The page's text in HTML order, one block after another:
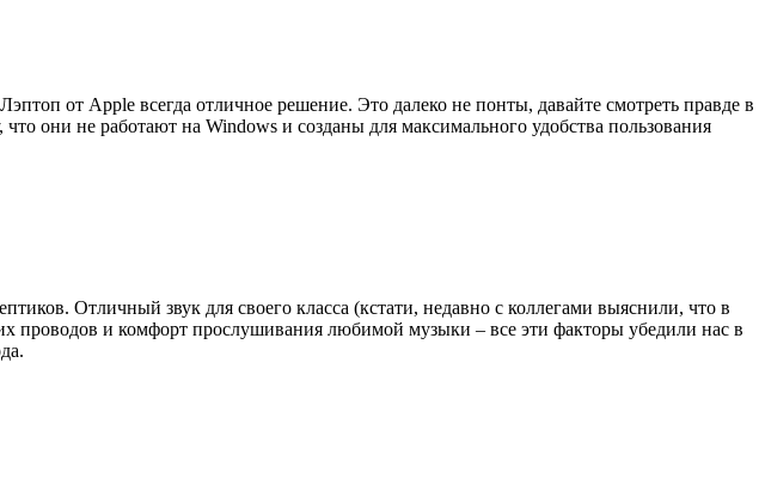
от Apple всегда отличное решение. Это далеко не понты, давайте смотреть правде в
они не работают на Windows и созданы для максимального удобства пользования
Отличный звук для своего класса (кстати, недавно с коллегами выяснили, что в
проводов и комфорт прослушивания любимой музыки – все эти факторы убедили нас в